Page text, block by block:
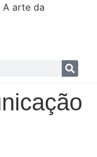
A arte da